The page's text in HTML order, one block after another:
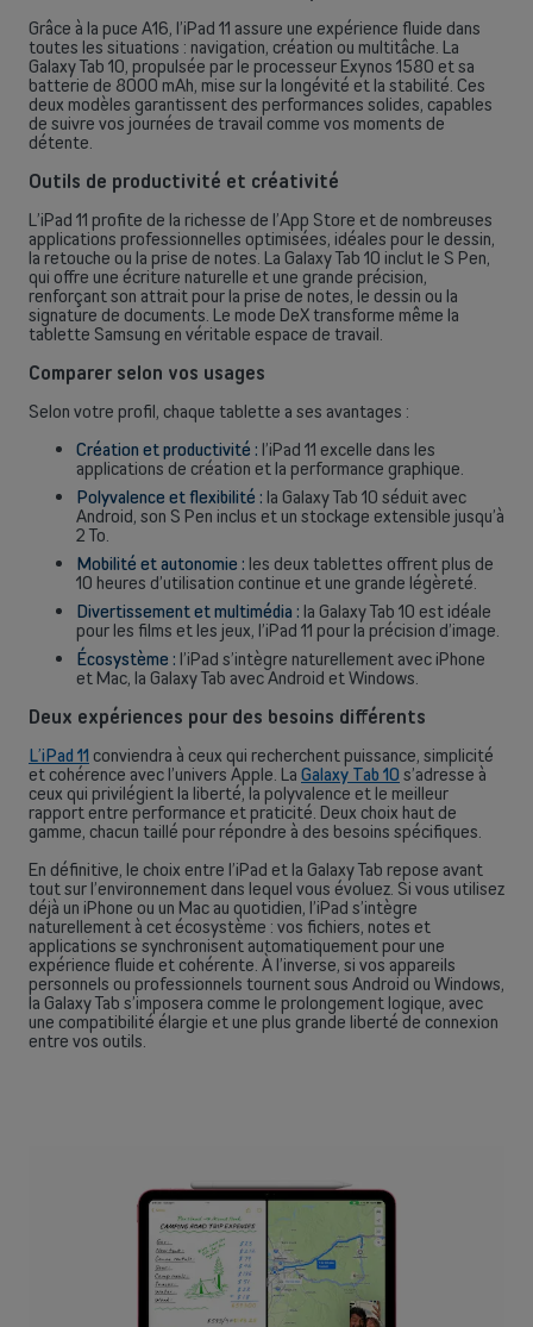
Grâce à la puce A16, l’iPad 11 assure une expérience fluide dans
toutes les situations : navigation, création ou multitâche. La
Galaxy Tab 10, propulsée par le processeur Exynos 1580 et sa
batterie de 8000 mAh, mise sur la longévité et la stabilité. Ces
deux modèles garantissent des performances solides, capables
de suivre vos journées de travail comme vos moments de
détente.
Outils de productivité et créativité
L’iPad 11 profite de la richesse de l’App Store et de nombreuses
applications professionnelles optimisées, idéales pour le dessin,
la retouche ou la prise de notes. La Galaxy Tab 10 inclut le S Pen,
qui offre une écriture naturelle et une grande précision,
renforçant son attrait pour la prise de notes, le dessin ou la
signature de documents. Le mode DeX transforme même la
tablette Samsung en véritable espace de travail.
Comparer selon vos usages
Selon votre profil, chaque tablette a ses avantages :
Création et productivité : l’iPad 11 excelle dans les
applications de création et la performance graphique.
Polyvalence et flexibilité : la Galaxy Tab 10 séduit avec
Android, son S Pen inclus et un stockage extensible jusqu’à
2 To.
Mobilité et autonomie : les deux tablettes offrent plus de
10 heures d’utilisation continue et une grande légèreté.
Divertissement et multimédia : la Galaxy Tab 10 est idéale
pour les films et les jeux, l’iPad 11 pour la précision d’image.
Écosystème : l’iPad s’intègre naturellement avec iPhone
et Mac, la Galaxy Tab avec Android et Windows.
Deux expériences pour des besoins différents
L’iPad 11 conviendra à ceux qui recherchent puissance, simplicité
et cohérence avec l’univers Apple. La Galaxy Tab 10 s’adresse à
ceux qui privilégient la liberté, la polyvalence et le meilleur
rapport entre performance et praticité. Deux choix haut de
gamme, chacun taillé pour répondre à des besoins spécifiques.
En définitive, le choix entre l’iPad et la Galaxy Tab repose avant
tout sur l’environnement dans lequel vous évoluez. Si vous utilisez
déjà un iPhone ou un Mac au quotidien, l’iPad s’intègre
naturellement à cet écosystème : vos fichiers, notes et
applications se synchronisent automatiquement pour une
expérience fluide et cohérente. À l’inverse, si vos appareils
personnels ou professionnels tournent sous Android ou Windows,
la Galaxy Tab s’imposera comme le prolongement logique, avec
une compatibilité élargie et une plus grande liberté de connexion
entre vos outils.